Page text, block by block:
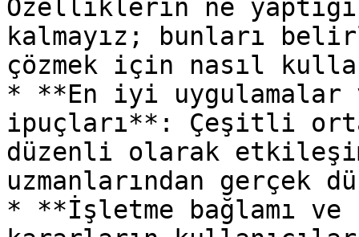
Özelliklerin ne
kalmayız; bunları
çözmek için nasıl
* **En iyi uygulamalar
ipuçları**: Çeşitli
düzenli olarak
uzmanlarından gerçek
* **İşletme bağlamı